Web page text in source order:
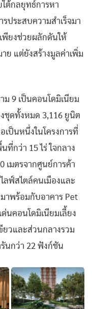
ใต้กลยุทธ์การหา
ประสบความสำเร็จมา
พียงช่วยผลักดันให้
าย แต่ยังสร้างมูลค่าเพิ่ม
ม 9 เป็นคอนโดมิเนียม
ชุดทั้งหมด 3,116 ยูนิต
เป็นหนึ่งในโครงการที่
กว่า 15 ไร่ ใจกลาง
เมตรจากศูนย์การค้า
ลฟ์สไตล์คนเมืองและ
าพร้อมกับอาคาร Pet
นคอนโดมิเนียมเลี้ยง
วและส่วนกลางรวม
รันกว่า 22 ฟังก์ชัน